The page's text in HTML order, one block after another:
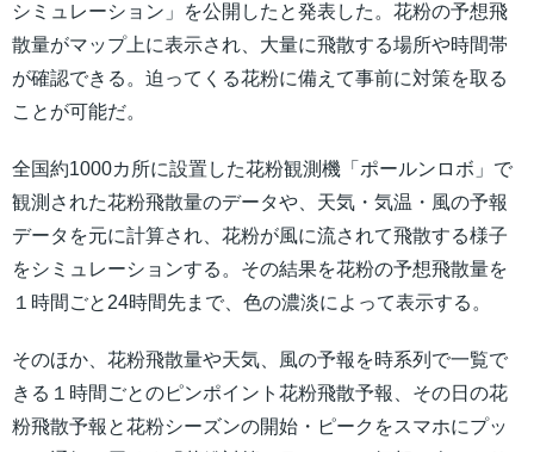
シミュレーション」を公開したと発表した。花粉の予想飛
散量がマップ上に表示され、大量に飛散する場所や時間帯
が確認できる。迫ってくる花粉に備えて事前に対策を取る
ことが可能だ。
全国約1000カ所に設置した花粉観測機「ポールンロボ」で
観測された花粉飛散量のデータや、天気・気温・風の予報
データを元に計算され、花粉が風に流されて飛散する様子
をシミュレーションする。その結果を花粉の予想飛散量を
１時間ごと24時間先まで、色の濃淡によって表示する。
そのほか、花粉飛散量や天気、風の予報を時系列で一覧で
きる１時間ごとのピンポイント花粉飛散予報、その日の花
粉飛散予報と花粉シーズンの開始・ピークをスマホにプッ